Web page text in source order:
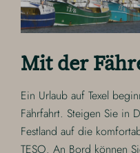
Mit der
Ein Urlaub auf Texel
Fährfahrt. Steigen Sie in
Festland auf die
TESO. An Bord können